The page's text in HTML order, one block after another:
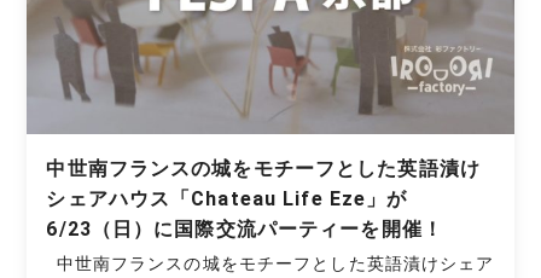
中世南フランスの城をモチーフとした英語漬け
シェアハウス「Chateau Life Eze」が
6/23（日）に国際交流パーティーを開催！
中世南フランスの城をモチーフとした英語漬けシェア